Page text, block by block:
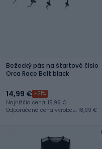
Bežecký pás na štartové číslo
Orca Race Belt black
14,99 € -21%
Najnižšia cena: 18,99 €
Odporúčaná cena výrobcu: 18,99 €